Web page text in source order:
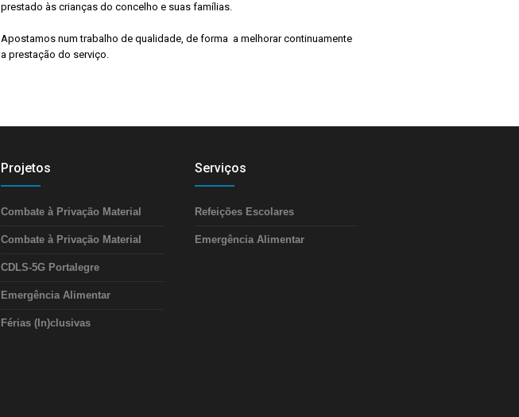
prestado às crianças do concelho e suas famílias.
Apostamos num trabalho de qualidade, de forma a melhorar continuamente
a prestação do serviço.
Projetos
Combate à Privação Material
Combate à Privação Material
CDLS-5G Portalegre
Emergência Alimentar
Férias (In)clusivas
Serviços
Refeições Escolares
Emergência Alimentar